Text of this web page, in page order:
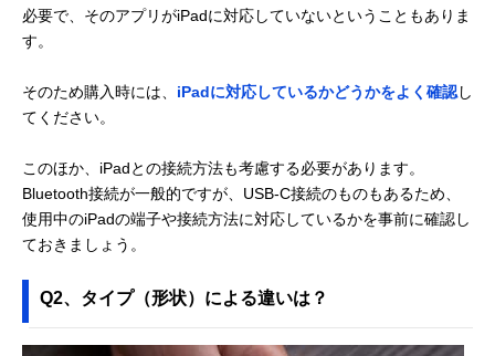
必要で、そのアプリがiPadに対応していないということもありま
す。
そのため購入時には、 iPadに対応しているかどうかをよく確認し
てください。
このほか、iPadとの接続方法も考慮する必要があります。
Bluetooth接続が一般的ですが、USB-C接続のものもあるため、
使用中のiPadの端子や接続方法に対応しているかを事前に確認し
ておきましょう。
Q2、タイプ（形状）による違いは？